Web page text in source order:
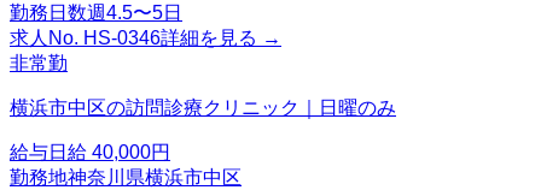
勤務日数週4.5〜5日
求人No. HS-0346詳細を見る →
非常勤
横浜市中区の訪問診療クリニック｜日曜のみ
給与日給 40,000円
勤務地神奈川県横浜市中区